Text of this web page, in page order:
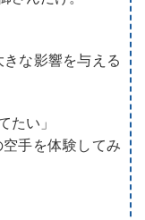
な影響を与える
たい」
手を体験してみ